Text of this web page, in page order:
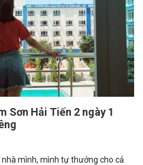
Sơn Hải Tiến 2 ngày 1
mình, mình tự thưởng cho cả